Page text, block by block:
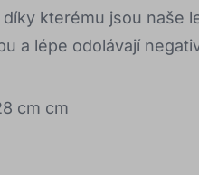
kterému jsou naše
a lépe odolávají
cm cm